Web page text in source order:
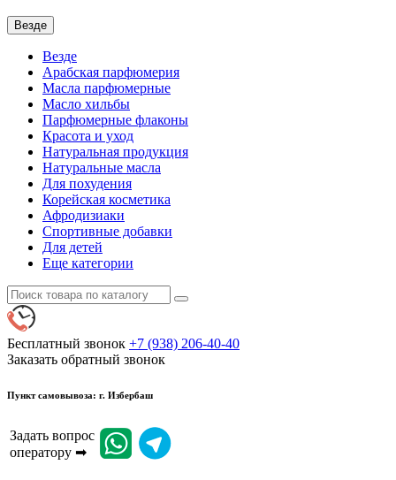
Везде
Везде
Арабская парфюмерия
Масла парфюмерные
Масло хильбы
Парфюмерные флаконы
Красота и уход
Натуральная продукция
Натуральные масла
Для похудения
Корейская косметика
Афродизиаки
Спортивные добавки
Для детей
Еще категории
Бесплатный звонок +7 (938) 206-40-40
Заказать обратный звонок
Пункт самовывоза: г. Избербаш
Задать вопрос
оператору ➡